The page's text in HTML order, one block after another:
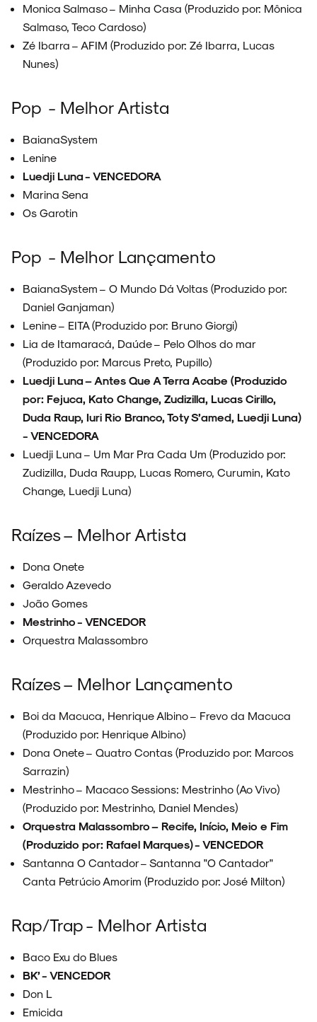
Monica Salmaso – Minha Casa (Produzido por: Mônica
Salmaso, Teco Cardoso)
Zé Ibarra – AFIM (Produzido por: Zé Ibarra, Lucas
Nunes)
Pop - Melhor Artista
BaianaSystem
Lenine
Luedji Luna - VENCEDORA
Marina Sena
Os Garotin
Pop - Melhor Lançamento
BaianaSystem – O Mundo Dá Voltas (Produzido por:
Daniel Ganjaman)
Lenine – EITA (Produzido por: Bruno Giorgi)
Lia de Itamaracá, Daúde – Pelo Olhos do mar
(Produzido por: Marcus Preto, Pupillo)
Luedji Luna – Antes Que A Terra Acabe (Produzido
por: Fejuca, Kato Change, Zudizilla, Lucas Cirillo,
Duda Raup, Iuri Rio Branco, Toty S’amed, Luedji Luna)
- VENCEDORA
Luedji Luna – Um Mar Pra Cada Um (Produzido por:
Zudizilla, Duda Raupp, Lucas Romero, Curumin, Kato
Change, Luedji Luna)
Raízes – Melhor Artista
Dona Onete
Geraldo Azevedo
João Gomes
Mestrinho - VENCEDOR
Orquestra Malassombro
Raízes – Melhor Lançamento
Boi da Macuca, Henrique Albino – Frevo da Macuca
(Produzido por: Henrique Albino)
Dona Onete – Quatro Contas (Produzido por: Marcos
Sarrazin)
Mestrinho – Macaco Sessions: Mestrinho (Ao Vivo)
(Produzido por: Mestrinho, Daniel Mendes)
Orquestra Malassombro – Recife, Início, Meio e Fim
(Produzido por: Rafael Marques) - VENCEDOR
Santanna O Cantador – Santanna "O Cantador"
Canta Petrúcio Amorim (Produzido por: José Milton)
Rap/Trap - Melhor Artista
Baco Exu do Blues
BK’ - VENCEDOR
Don L
Emicida